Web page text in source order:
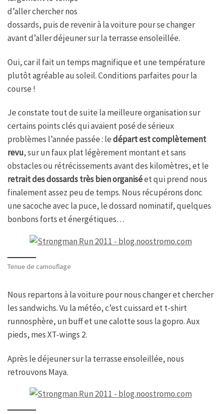
d’aller chercher nos
dossards, puis de revenir à la voiture pour se changer
avant d’aller déjeuner sur la terrasse ensoleillée.
Oui, car il fait un temps magnifique et une température
plutôt agréable au soleil. Conditions parfaites pour la
course !
Je constate tout de suite la meilleure organisation sur
certains points clés qui avaient posé de sérieux
problèmes l’année passée : ledépart est complètement
revu, sur un faux plat légèrement montant et sans
obstacles ou rétrécissements avant des kilomètres, et le
retrait des dossards très bien organiséet qui prend nous
finalement assez peu de temps. Nous récupérons donc
une sacoche avec la puce, le dossard nominatif, quelques
bonbons forts et énergétiques…
Tenue de camouflage
Nous repartons à la voiture pour nous changer et chercher
les sandwichs. Vu la météo, c’est cuissard et t-shirt
runnosphère, un buff et une calotte sous la gopro. Aux
pieds, mes XT-wings 2.
Après le déjeuner sur la terrasse ensoleillée, nous
retrouvons Maya.